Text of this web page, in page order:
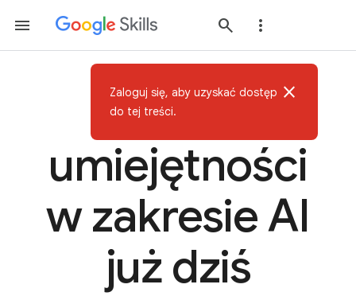
Zdobądź
umiejętności
w zakresie AI
już dziś
Zaloguj się, aby uzyskać dostęp
do tej treści.
close